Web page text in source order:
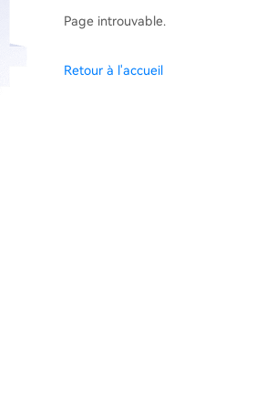
Page introuvable.
Retour à l'accueil